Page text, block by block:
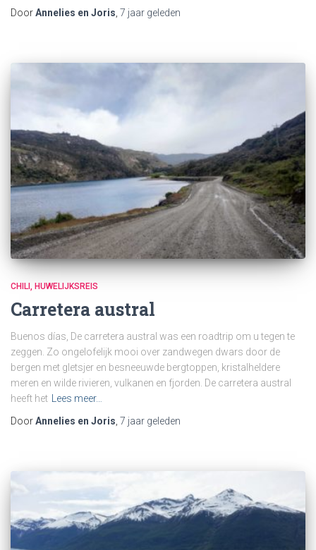
DoorAnnelies en Joris 7 jaar geleden
CHILI HUWELIJKSREIS
Carretera austral
Buenos días, De carretera austral was een roadtrip om u tegen te
zeggen. Zo ongelofelijk mooi over zandwegen dwars door de
bergen met gletsjer en besneeuwde bergtoppen, kristalheldere
meren en wilde rivieren, vulkanen en fjorden. De carretera austral
heeft het Lees meer…
DoorAnnelies en Joris, 7 jaar geleden